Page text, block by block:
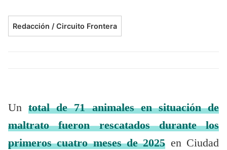
Redacción / Circuito Frontera
Untotal de 71 animales en situación de
maltrato fueron rescatados durante los
primeros cuatro meses de 2025 en Ciudad